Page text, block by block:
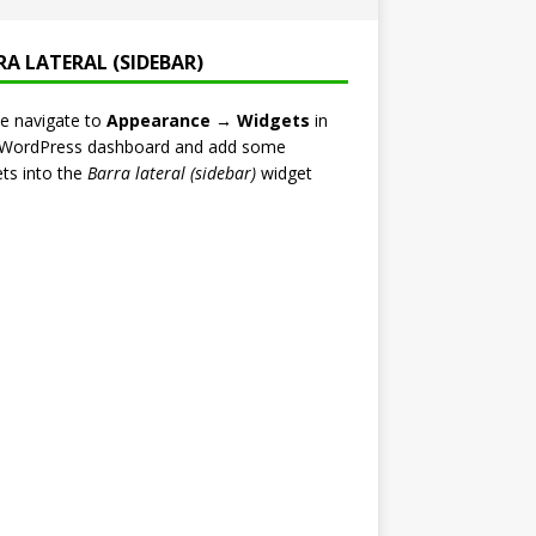
LATERAL (SIDEBAR)
navigate to Appearance → Widgets in
dashboard and add some
into the Barra lateral (sidebar)widget